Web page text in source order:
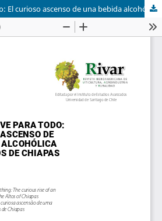
El posh sirve para todo: El curioso ascenso de una bebida alcohólica de los Altos de Chiapas